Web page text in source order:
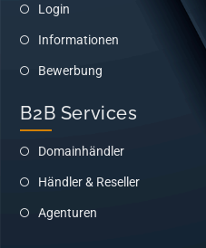
Login
Informationen
Bewerbung
B2B Services
Domainhändler
Händler & Reseller
Agenturen